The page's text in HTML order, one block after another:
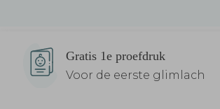
Gratis 1e proefdruk
Voor de eerste glimlach